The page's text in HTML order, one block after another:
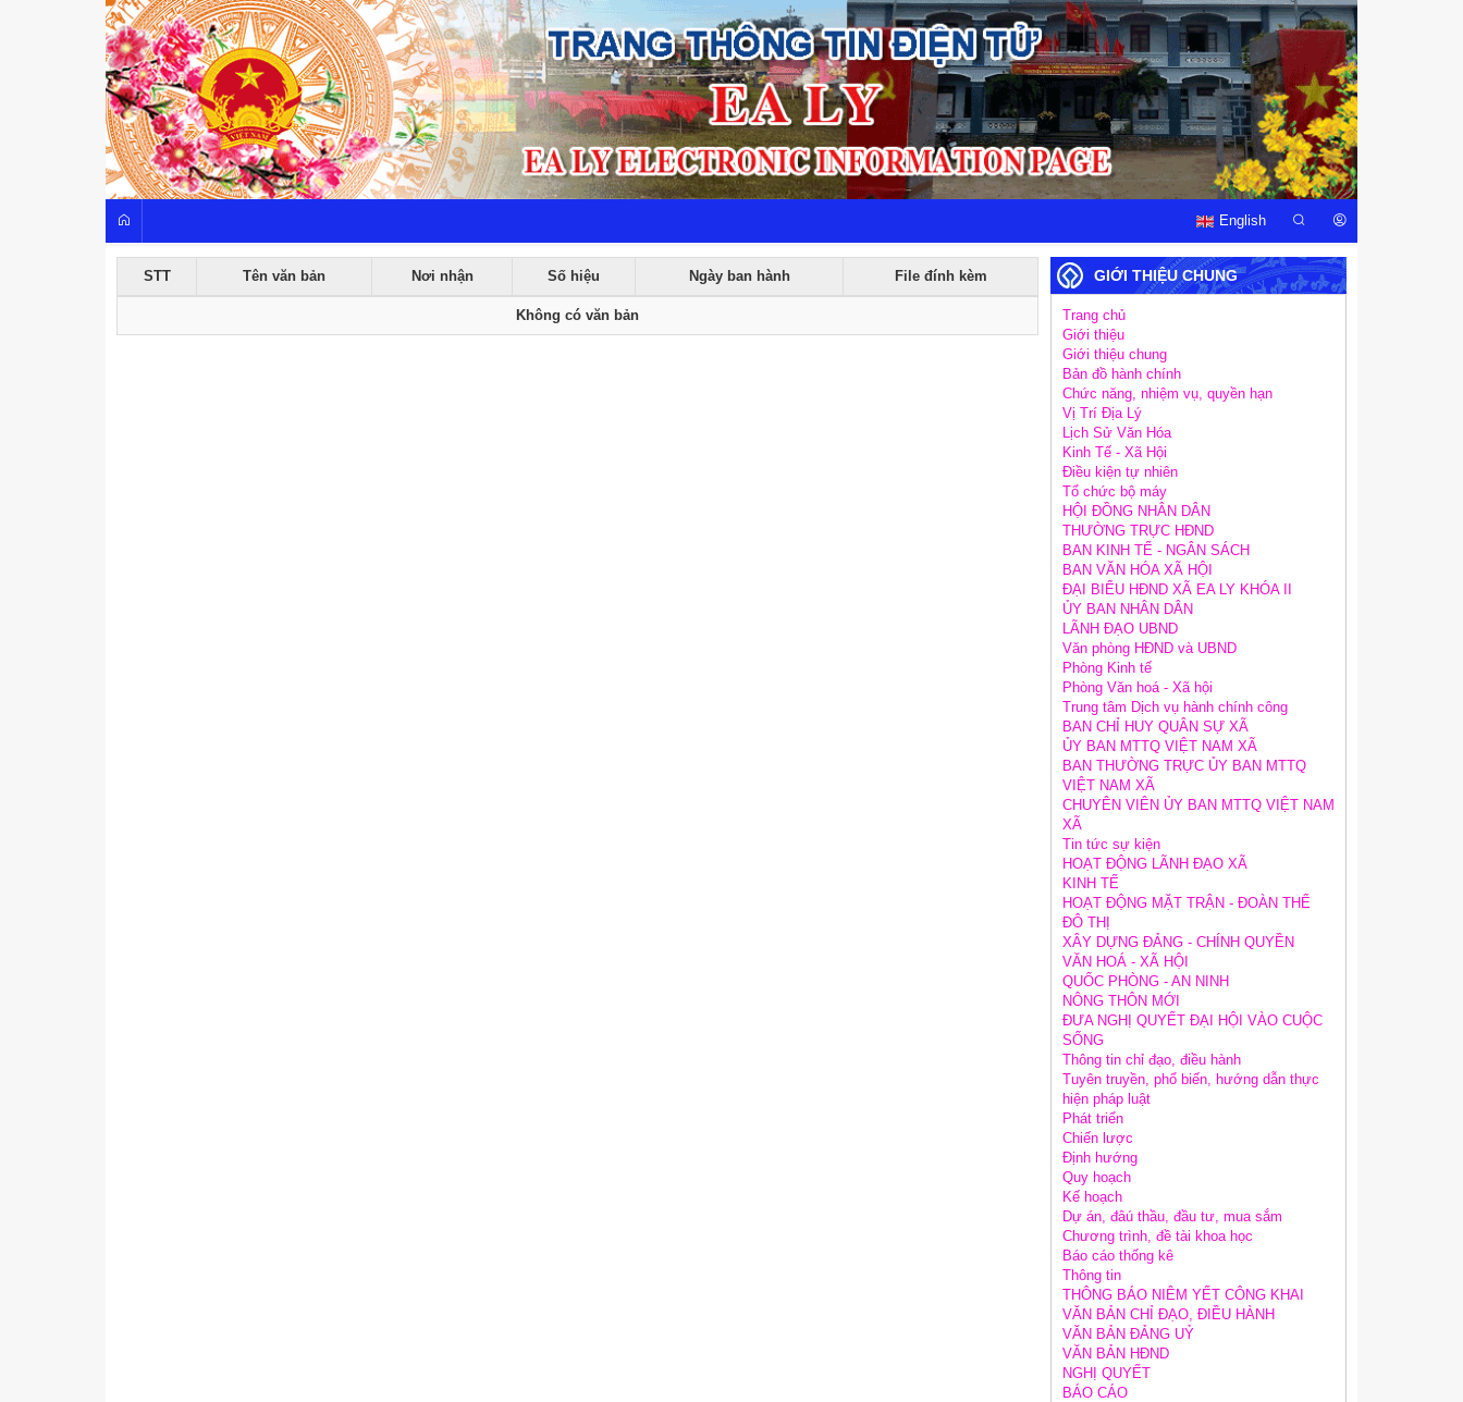
English
STT Tên văn bản Nơi nhận Số hiệu Ngày ban hành File đính kèm
Không có văn bản
GIỚI THIỆU CHUNG
Trang chủ
Giới thiệu
Giới thiệu chung
Bản đồ hành chính
Chức năng, nhiệm vụ, quyền hạn
Vị Trí Địa Lý
Lịch Sử Văn Hóa
Kinh Tế - Xã Hội
Điều kiện tự nhiên
Tổ chức bộ máy
HỘI ĐỒNG NHÂN DÂN
THƯỜNG TRỰC HĐND
BAN KINH TẾ - NGÂN SÁCH
BAN VĂN HÓA XÃ HỘI
ĐẠI BIỂU HĐND XÃ EA LY KHÓA II
ỦY BAN NHÂN DÂN
LÃNH ĐẠO UBND
Văn phòng HĐND và UBND
Phòng Kinh tế
Phòng Văn hoá - Xã hội
Trung tâm Dịch vụ hành chính công
BAN CHỈ HUY QUÂN SỰ XÃ
ỦY BAN MTTQ VIỆT NAM XÃ
BAN THƯỜNG TRỰC ỦY BAN MTTQ
VIỆT NAM XÃ
CHUYÊN VIÊN ỦY BAN MTTQ VIỆT NAM
XÃ
Tin tức sự kiện
HOẠT ĐỘNG LÃNH ĐẠO XÃ
KINH TẾ
HOẠT ĐỘNG MẶT TRẬN - ĐOÀN THỂ
ĐÔ THỊ
XÂY DỰNG ĐẢNG - CHÍNH QUYỀN
VĂN HOÁ - XÃ HỘI
QUỐC PHÒNG - AN NINH
NÔNG THÔN MỚI
ĐƯA NGHỊ QUYẾT ĐẠI HỘI VÀO CUỘC
SỐNG
Thông tin chỉ đạo, điều hành
Tuyên truyền, phổ biến, hướng dẫn thực
hiện pháp luật
Phát triển
Chiến lược
Định hướng
Quy hoạch
Kế hoạch
Dự án, đâú thầu, đầu tư, mua sắm
Chương trình, đề tài khoa học
Báo cáo thống kê
Thông tin
THÔNG BÁO NIÊM YẾT CÔNG KHAI
VĂN BẢN CHỈ ĐẠO, ĐIỀU HÀNH
VĂN BẢN ĐẢNG UỶ
VĂN BẢN HĐND
NGHỊ QUYẾT
BÁO CÁO